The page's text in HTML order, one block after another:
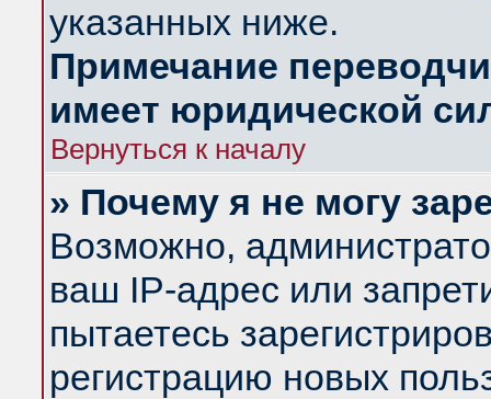
указанных ниже.
Примечание
имеет юридической
Вернуться к началу
» Почему я не могу
Возможно,
ваш IP-адрес или
пытаетесь
регистрацию новых